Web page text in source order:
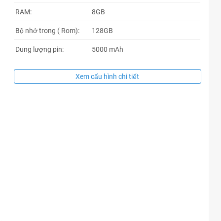
RAM: 8GB
Bộ nhớ trong ( Rom): 128GB
Dung lượng pin: 5000 mAh
Xem cấu hình chi tiết